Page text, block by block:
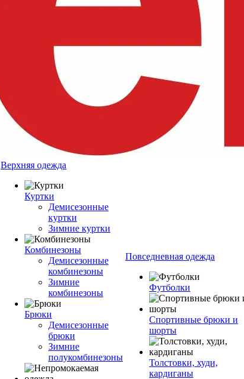
Верхняя одежда
Куртки
Демисезонные
куртки
Зимние куртки
Комбинезоны
Демисезонные
комбинезоны
Зимние
комбинезоны
Брюки
Демисезонные
брюки
Зимние
полукомбинезоны
Повседневная одежда
Футболки
Спортивные брюки и
шорты
Толстовки, худи,
кардиганы